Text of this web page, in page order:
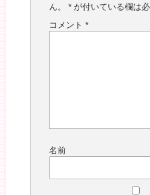
ん。 * が付いている欄は
コメント *
名前